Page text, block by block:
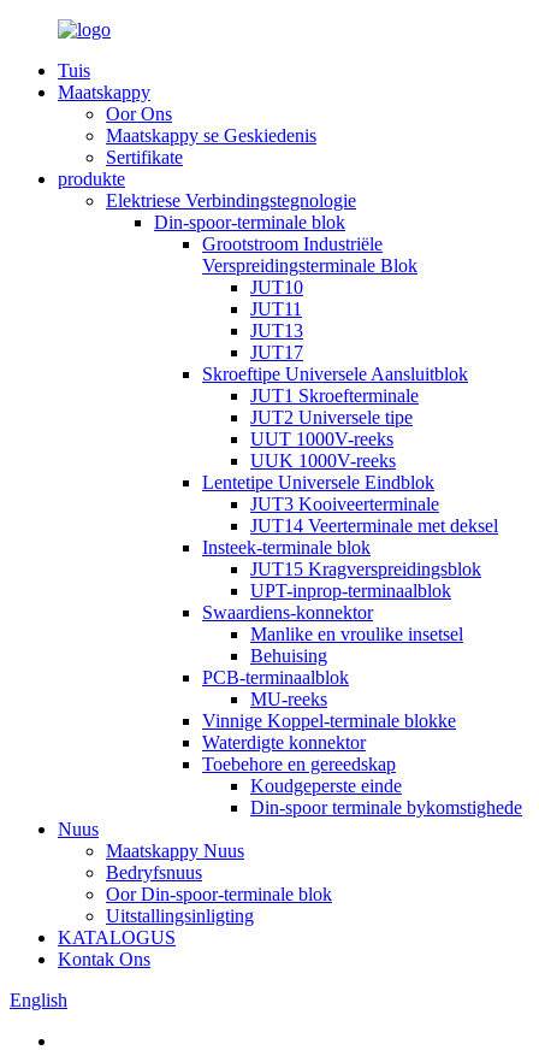
Tuis
Maatskappy
Oor Ons
Maatskappy se Geskiedenis
Sertifikate
produkte
Elektriese Verbindingstegnologie
Din-spoor-terminale blok
Grootstroom Industriële
Verspreidingsterminale Blok
JUT10
JUT11
JUT13
JUT17
Skroeftipe Universele Aansluitblok
JUT1 Skroefterminale
JUT2 Universele tipe
UUT 1000V-reeks
UUK 1000V-reeks
Lentetipe Universele Eindblok
JUT3 Kooiveerterminale
JUT14 Veerterminale met deksel
Insteek-terminale blok
JUT15 Kragverspreidingsblok
UPT-inprop-terminaalblok
Swaardiens-konnektor
Manlike en vroulike insetsel
Behuising
PCB-terminaalblok
MU-reeks
Vinnige Koppel-terminale blokke
Waterdigte konnektor
Toebehore en gereedskap
Koudgeperste einde
Din-spoor terminale bykomstighede
Nuus
Maatskappy Nuus
Bedryfsnuus
Oor Din-spoor-terminale blok
Uitstallingsinligting
KATALOGUS
Kontak Ons
English